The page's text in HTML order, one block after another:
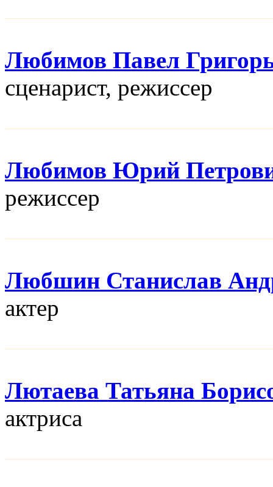
Любимов Павел
сценарист, режисcер
Любимов Юрий
режисcер
Любшин Станислав
актер
Лютаева Татьяна
актриса